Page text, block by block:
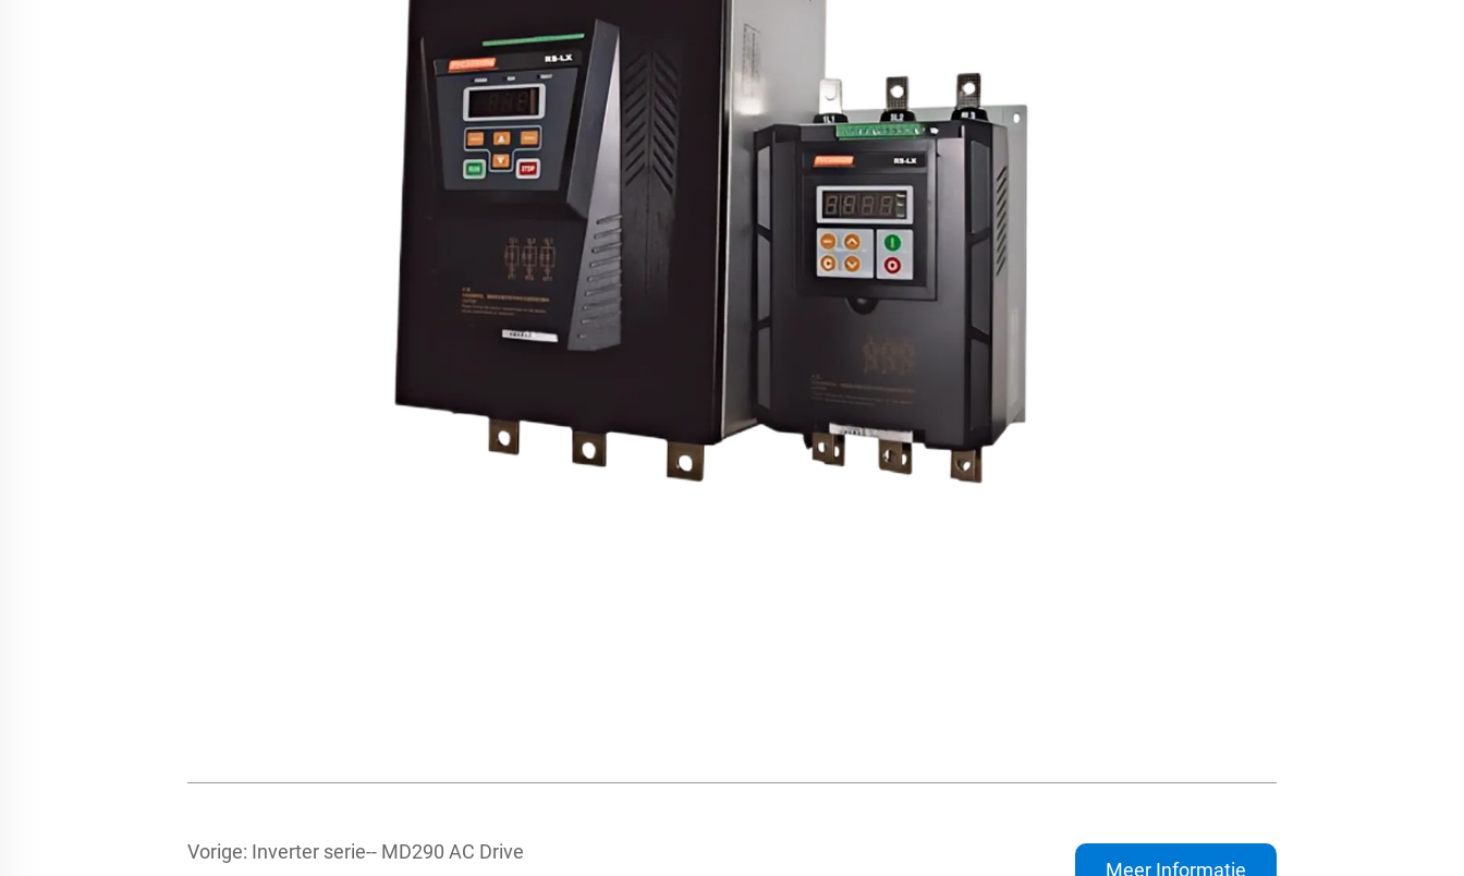
Vorige: Inverter serie-- MD290 AC Drive
Meer Informatie